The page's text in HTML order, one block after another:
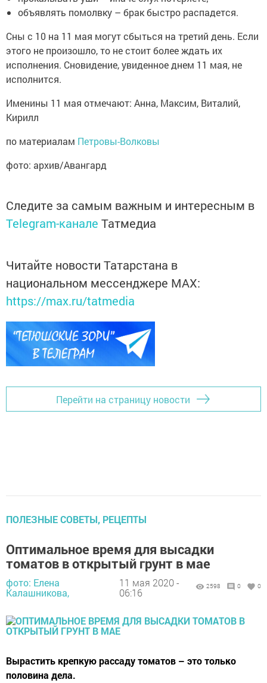
объявлять помолвку – брак быстро распадется.
Сны с 10 на 11 мая могут сбыться на третий день. Если
этого не произошло, то не стоит более ждать их
исполнения. Сновидение, увиденное днем 11 мая, не
исполнится.
Именины 11 мая отмечают: Анна, Максим, Виталий,
Кирилл
по материалам Петровы-Волковы
фото: архив/Авангард
Следите за самым важным и интересным в
Telegram-канале Татмедиа
Читайте новости Татарстана в
национальном мессенджере MАХ:
https://max.ru/tatmedia
Перейти на страницу новости
ПОЛЕЗНЫЕ СОВЕТЫ, РЕЦЕПТЫ
Оптимальное время для высадки
томатов в открытый грунт в мае
фото: Елена
Калашникова,
11 мая 2020 -
06:16
2598 0 0
Вырастить крепкую рассаду томатов – это только
половина дела.